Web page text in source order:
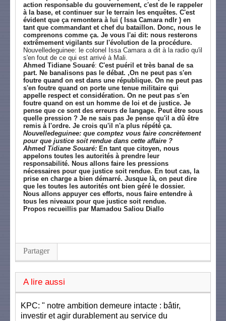
action responsable du gouvernement, c'est de le rappeler
à la base, et continuer sur le terrain les enquêtes. C'est
évident que ça remontera à lui ( Issa Camara ndlr ) en
tant que commandant et chef du bataillon. Donc, nous le
comprenons comme ça. Je vous l'ai dit: nous resterons
extrêmement vigilants sur l'évolution de la procédure.
Nouvelledeguinee: le colonel Issa Camara a dit à la radio qu'il
s'en fout de ce qui est arrivé à Mali.
Ahmed Tidiane Souaré: C'est puéril et très banal de sa
part. Ne banalisons pas le débat. ,On ne peut pas s'en
foutre quand on est dans une république. On ne peut pas
s'en foutre quand on porte une tenue militaire qui
appelle respect et considération. On ne peut pas s'en
foutre quand on est un homme de loi et de justice. Je
pense que ce sont des erreurs de langage. Peut être sous
quelle pression ? Je ne sais pas Je pense qu'il a dû être
remis à l'ordre. Je crois qu'il n'a plus répété ça.
Nouvelledeguinee: que comptez vous faire concrètement
pour que justice soit rendue dans cette affaire ?
Ahmed Tidiane Souaré: En tant que citoyen, nous
appelons toutes les autorités à prendre leur
responsabilité. Nous allons faire les pressions
nécessaires pour que justice soit rendue. En tout cas, la
prise en charge a bien démarré. Jusque là, on peut dire
que les toutes les autorités ont bien géré le dossier.
Nous allons appuyer ces efforts, nous faire entendre à
tous les niveaux pour que justice soit rendue.
Propos recueillis par Mamadou Saliou Diallo
Partager
A lire aussi
KPC: " notre ambition demeure intacte : bâtir,
investir et agir durablement au service du